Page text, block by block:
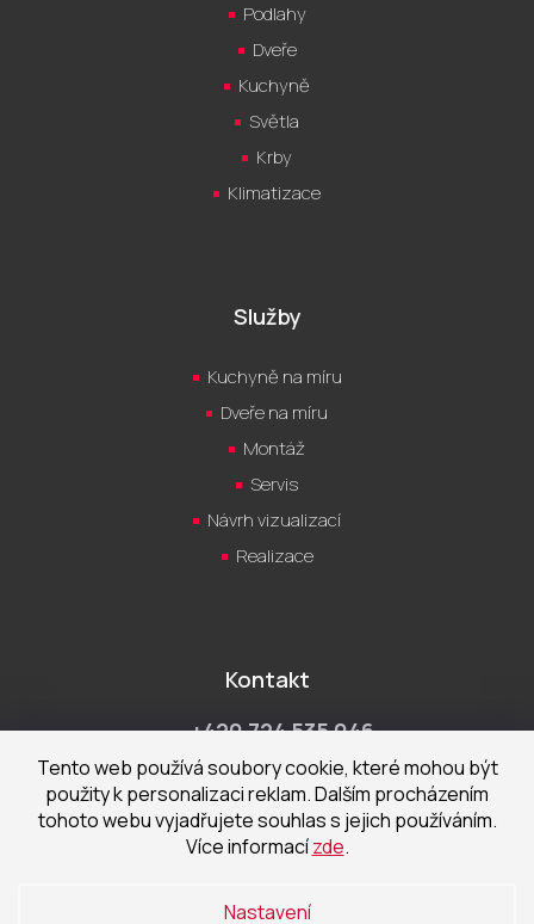
Tento web používá soubory cookie, které mohou být
použity k personalizaci reklam. Dalším procházením
tohoto webu vyjadřujete souhlas s jejich používáním.
Více informacízde.
Nastavení
Podlahy
Dveře
Kuchyně
Světla
Krby
Klimatizace
Služby
Kuchyně na míru
Dveře na míru
Montáž
Servis
Návrh vizualizací
Realizace
Kontakt
+420 724 535 046
Po-Pá 9:00 - 18:00 hod
obchod@cecetka.cz
370 01 České Budějovice